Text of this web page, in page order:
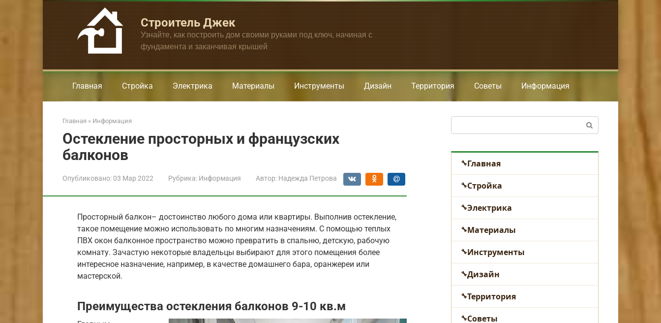
Строитель Джек
Узнайте, как построить дом своими руками под ключ, начиная с
фундамента и заканчивая крышей
Главная Стройка Электрика Материалы Инструменты Дизайн Территория Советы Информация
Главная » Информация
Остекление просторных и французских
балконов
Опубликовано: 03 Мар 2022 Рубрика: Информация Автор: Надежда Петрова
Просторный балкон– достоинство любого дома или квартиры. Выполнив остекление,
такое помещение можно использовать по многим назначениям. С помощью теплых
ПВХ окон балконное пространство можно превратить в спальню, детскую, рабочую
комнату. Зачастую некоторые владельцы выбирают для этого помещения более
интересное назначение, например, в качестве домашнего бара, оранжереи или
мастерской.
Преимущества остекления балконов 9-10 кв.м
Главная
Стройка
Электрика
Материалы
Инструменты
Дизайн
Территория
Советы